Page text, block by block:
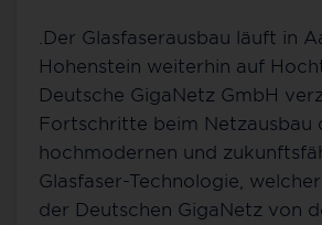
.Der Glasfaserausbau läuft in
Hohenstein weiterhin auf
Deutsche GigaNetz GmbH
Fortschritte beim Netzausbau
hochmodernen und
Glasfaser-Technologie,
der Deutschen GigaNetz von